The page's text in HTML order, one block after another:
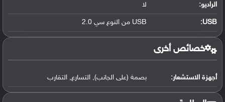
الراديو: لا
USB
: USB من النوع سي 2.0
خصائص أخرى
أجهزة الاستشعار: بصمة (على الجانب), التسارع, التقارب